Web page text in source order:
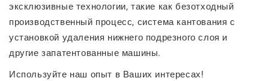
эксклюзивные технологии, такие как безотходный
производственный процесс, система кантования с
установкой удаления нижнего подрезного слоя и
другие запатентованные машины.
Используйте наш опыт в Ваших интересах!